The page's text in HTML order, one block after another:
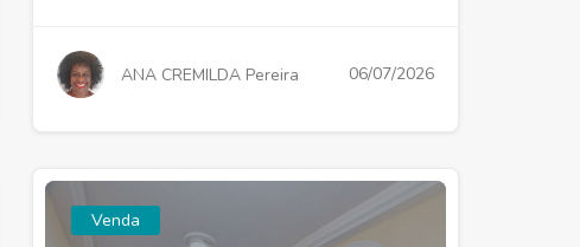
ANA CREMILDA Pereira 06/07/2026
Venda